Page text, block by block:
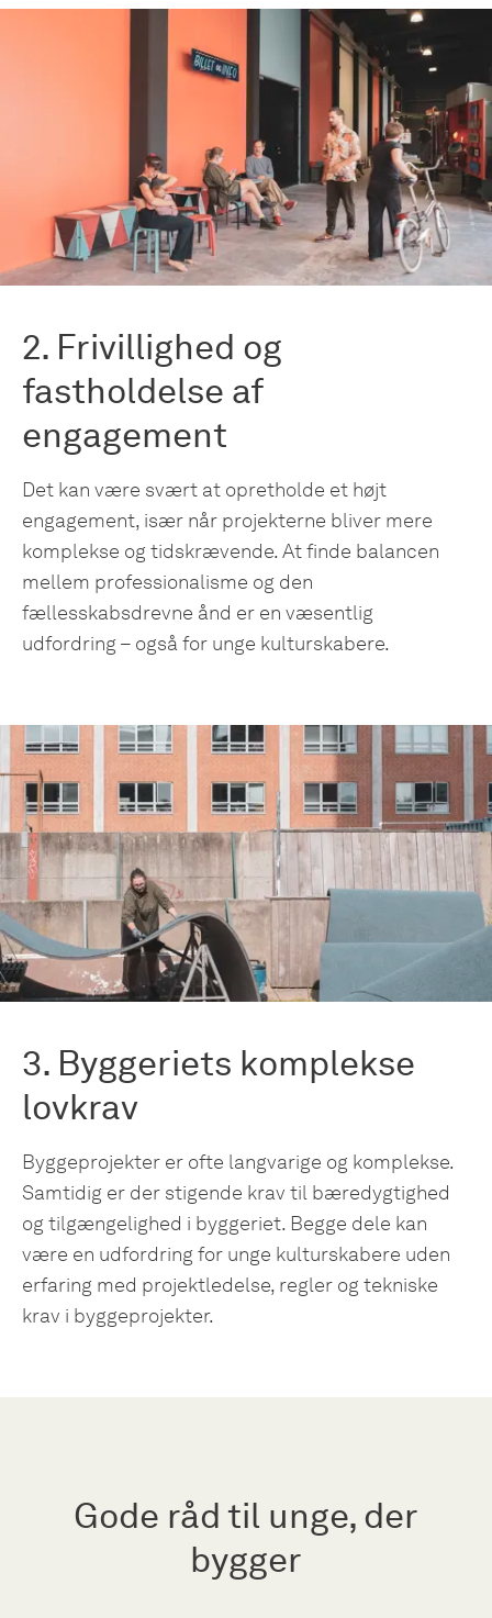
2. Frivillighed og
fastholdelse af
engagement
Det kan være svært at opretholde et højt
engagement, især når projekterne bliver mere
komplekse og tidskrævende. At finde balancen
mellem professionalisme og den
fællesskabsdrevne ånd er en væsentlig
udfordring – også for unge kulturskabere.
3. Byggeriets komplekse
lovkrav
Byggeprojekter er ofte langvarige og komplekse.
Samtidig er der stigende krav til bæredygtighed
og tilgængelighed i byggeriet. Begge dele kan
være en udfordring for unge kulturskabere uden
erfaring med projektledelse, regler og tekniske
krav i byggeprojekter.
Gode råd til unge, der
bygger